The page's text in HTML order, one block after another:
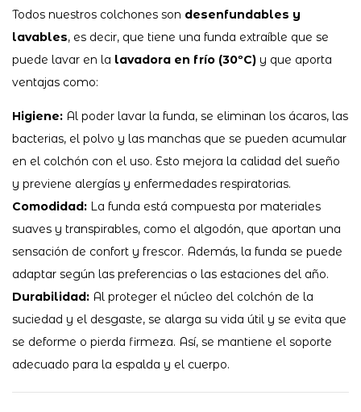
Todos nuestros colchones son desenfundables y
lavables, es decir, que tiene una funda extraíble que se
puede lavar en la lavadora en frío (30ºC) y que aporta
ventajas como:
Higiene: Al poder lavar la funda, se eliminan los ácaros, las
bacterias, el polvo y las manchas que se pueden acumular
en el colchón con el uso. Esto mejora la calidad del sueño
y previene alergías y enfermedades respiratorias.
Comodidad: La funda está compuesta por materiales
suaves y transpirables, como el algodón, que aportan una
sensación de confort y frescor. Además, la funda se puede
adaptar según las preferencias o las estaciones del año.
Durabilidad: Al proteger el núcleo del colchón de la
suciedad y el desgaste, se alarga su vida útil y se evita que
se deforme o pierda firmeza. Así, se mantiene el soporte
adecuado para la espalda y el cuerpo.